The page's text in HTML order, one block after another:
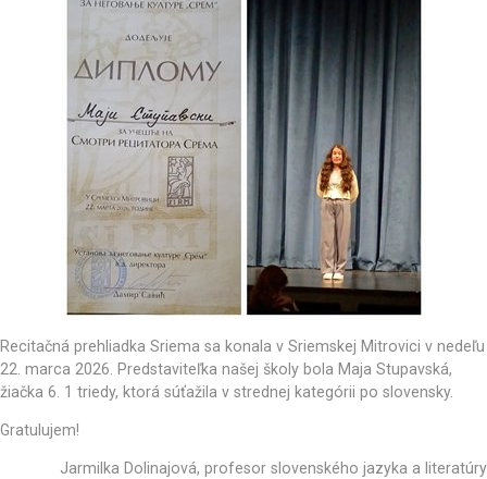
Recitačná prehliadka Sriema sa konala v Sriemskej Mitrovici v nedeľu
22. marca 2026. Predstaviteľka našej školy bola Maja Stupavská,
žiačka 6. 1 triedy, ktorá súťažila v strednej kategórii po slovensky.
Gratulujem!
Jarmilka Dolinajová, profesor slovenského jazyka a literatúry